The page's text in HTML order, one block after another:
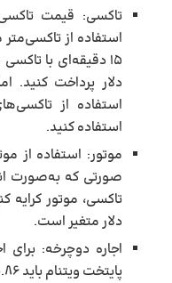
تاکسی: قیمت
استفاده از
دلار پرداخت کنید.
استفاده از
استفاده کنید.
موتور: استفاده از
صورتی که به‌صورت
دلار متغیر است.
اجاره دوچرخه: برای
پایتخت ویتنام باید ۰.۸۶ دلار هزینه پرداخت کنید.